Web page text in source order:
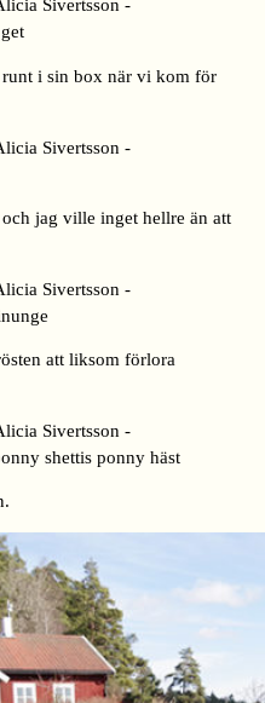
i sin box när vi kom för
jag ville inget hellre än att
att liksom förlora